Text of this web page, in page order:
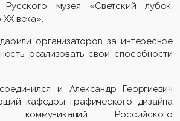
Русского музея «Светский лубок.
ХХ века».
организаторов за интересное
реализовать свои способности
и Александр Георгиевич
кафедры графического дизайна
Российского